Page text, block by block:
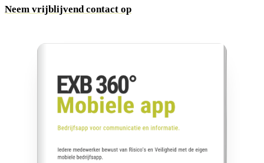
Neem vrijblijvend contact op